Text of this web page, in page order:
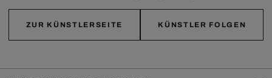
ZUR KÜNSTLERSEITE KÜNSTLER FOLGEN